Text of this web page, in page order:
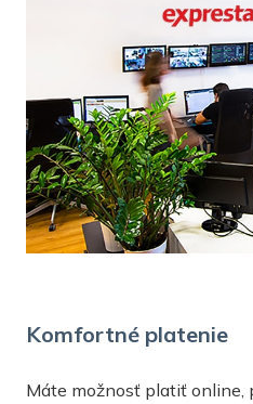
Komfortné platenie
Máte možnosť platiť online,